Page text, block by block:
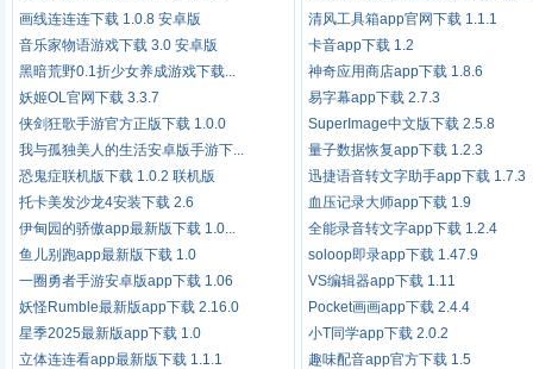
画线连连连下载 1.0.8 安卓版
音乐家物语游戏下载 3.0 安卓版
黑暗荒野0.1折少女养成游戏下载...
妖姬OL官网下载 3.3.7
侠剑狂歌手游官方正版下载 1.0.0
我与孤独美人的生活安卓版手游下...
恐鬼症联机版下载 1.0.2 联机版
托卡美发沙龙4安装下载 2.6
伊甸园的骄傲app最新版下载 1.0...
鱼儿别跑app最新版下载 1.0
一圈勇者手游安卓版app下载 1.06
妖怪Rumble最新版app下载 2.16.0
星季2025最新版app下载 1.0
立体连连看app最新版下载 1.1.1
清风工具箱app官网下载 1.1.1
卡音app下载 1.2
神奇应用商店app下载 1.8.6
易字幕app下载 2.7.3
SuperImage中文版下载 2.5.8
量子数据恢复app下载 1.2.3
迅捷语音转文字助手app下载 1.7.3
血压记录大师app下载 1.9
全能录音转文字app下载 1.2.4
soloop即录app下载 1.47.9
VS编辑器app下载 1.11
Pocket画画app下载 2.4.4
小T同学app下载 2.0.2
趣味配音app官方下载 1.5